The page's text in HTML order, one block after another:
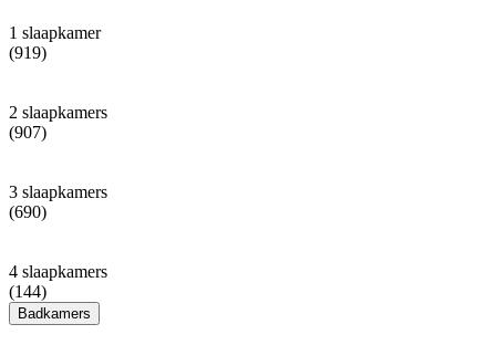
1 slaapkamer
(919)
2 slaapkamers
(907)
3 slaapkamers
(690)
4 slaapkamers
(144)
Badkamers